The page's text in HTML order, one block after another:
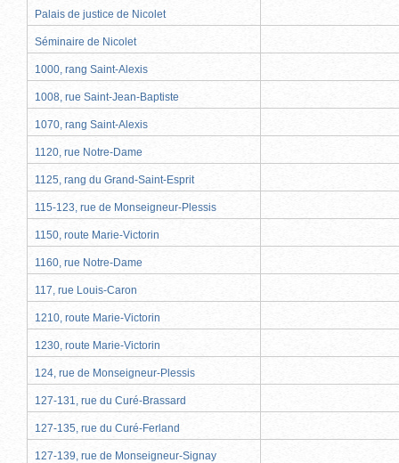
Palais de justice de Nicolet
Séminaire de Nicolet
1000, rang Saint-Alexis
1008, rue Saint-Jean-Baptiste
1070, rang Saint-Alexis
1120, rue Notre-Dame
1125, rang du Grand-Saint-Esprit
115-123, rue de Monseigneur-Plessis
1150, route Marie-Victorin
1160, rue Notre-Dame
117, rue Louis-Caron
1210, route Marie-Victorin
1230, route Marie-Victorin
124, rue de Monseigneur-Plessis
127-131, rue du Curé-Brassard
127-135, rue du Curé-Ferland
127-139, rue de Monseigneur-Signay